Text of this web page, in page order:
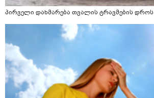
პირველი დახმარება თვალის ტრავმების დროს